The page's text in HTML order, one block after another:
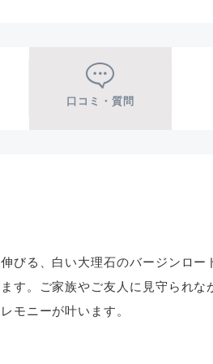
口コミ・質問
びる、白い大理石のバージンロー
す。ご家族やご友人に見守られな
モニーが叶います。